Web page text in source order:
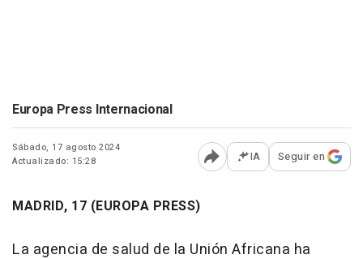
Europa Press Internacional
Sábado, 17 agosto 2024
Actualizado: 15:28
Abrir opciones para
IA Seguir en
MADRID, 17 (EUROPA PRESS)
La agencia de salud de la Unión Africana ha